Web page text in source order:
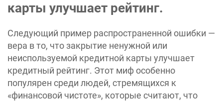
карты улучшает рейтинг.
Следующий пример распространенной ошибки —
вера в то, что закрытие ненужной или
неиспользуемой кредитной карты улучшает
кредитный рейтинг. Этот миф особенно
популярен среди людей, стремящихся к
«‎финансовой чистоте», которые считают, что